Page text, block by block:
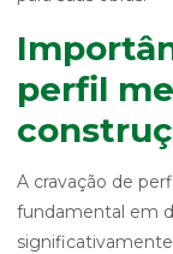
perfil
A cravação de
fundamental em
significativamente